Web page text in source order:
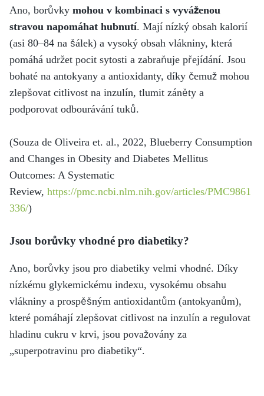
Ano, borůvky mohou v kombinaci s vyváženou
stravou napomáhat hubnutí. Mají nízký obsah kalorií
(asi 80–84 na šálek) a vysoký obsah vlákniny, která
pomáhá udržet pocit sytosti a zabraňuje přejídání. Jsou
bohaté na antokyany a antioxidanty, díky čemuž mohou
zlepšovat citlivost na inzulín, tlumit záněty a
podporovat odbourávání tuků.
(Souza de Oliveira et. al., 2022, Blueberry Consumption
and Changes in Obesity and Diabetes Mellitus
Outcomes: A Systematic
Review, https://pmc.ncbi.nlm.nih.gov/articles/PMC9861
336/)
Jsou borůvky vhodné pro diabetiky?
Ano, borůvky jsou pro diabetiky velmi vhodné. Díky
nízkému glykemickému indexu, vysokému obsahu
vlákniny a prospěšným antioxidantům (antokyanům),
které pomáhají zlepšovat citlivost na inzulín a regulovat
hladinu cukru v krvi, jsou považovány za
„superpotravinu pro diabetiky“.